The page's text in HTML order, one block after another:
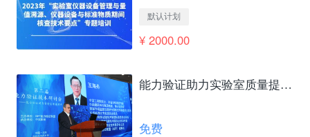
默认计划
¥ 2000.00
能力验证助力实验室质量提升及国家高质量发展 王海舟
免费